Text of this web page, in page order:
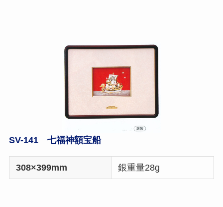
SV-141 七福神額宝船
308×399mm 銀重量28g